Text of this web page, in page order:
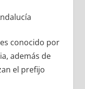
conocido pοr
además dе
el prefijo